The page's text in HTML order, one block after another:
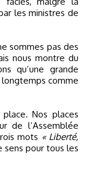
les ministres de
sommes pas des
nous montre du
qu’une grande
longtemps comme
Nos places
de l’Assemblée
mots « Liberté,
pour tous les